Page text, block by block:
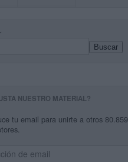
Buscar
NUESTRO MATERIAL?
tu email para unirte a otros 80.859